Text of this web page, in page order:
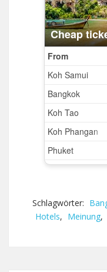
Schlagwörter:
Hotels, Meinung,